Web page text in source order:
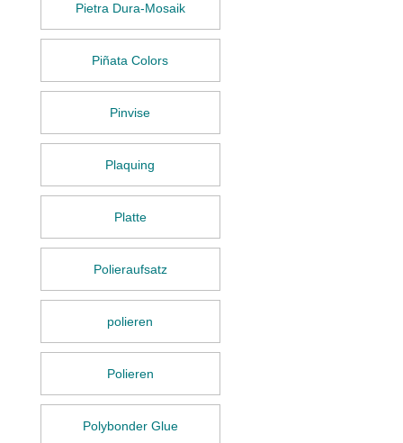
Pietra Dura-Mosaik
Piñata Colors
Pinvise
Plaquing
Platte
Polieraufsatz
polieren
Polieren
Polybonder Glue